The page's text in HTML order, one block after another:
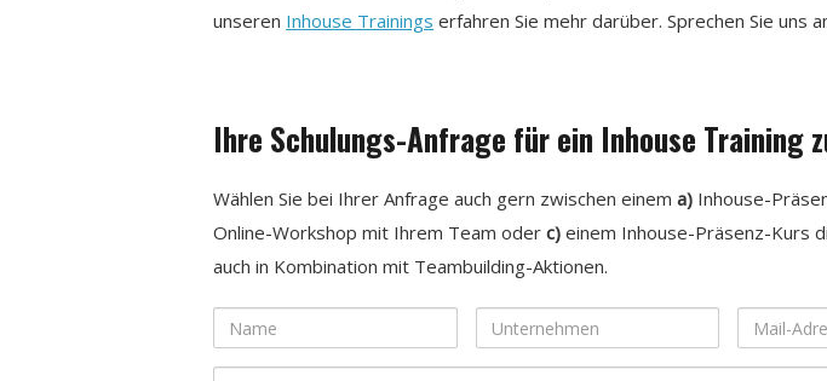
unseren Inhouse Trainings erfahren Sie mehr darüber. Sprechen Sie uns
Ihre Schulungs-Anfrage für ein Inhouse Training
Wählen Sie bei Ihrer Anfrage auch gern zwischen einema) Inhouse-
Online-Workshop mit Ihrem Team oderc) einem Inhouse-Präsenz-Kurs
auch in Kombination mit Teambuilding-Aktionen.
Name Unternehmen
Mail-